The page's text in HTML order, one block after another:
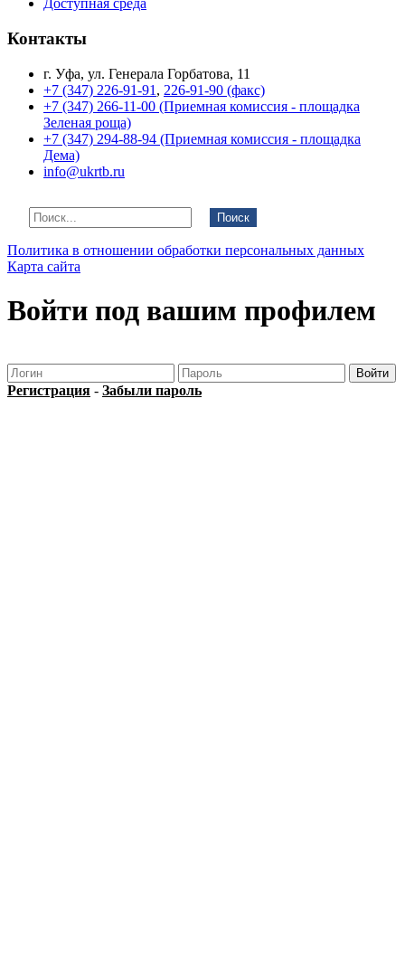
Доступная среда
Контакты
г. Уфа, ул. Генерала Горбатова, 11
+7 (347) 226-91-91 , 226-91-90 (факс)
+7 (347) 266-11-00 (Приемная комиссия - площадка
Зеленая роща)
+7 (347) 294-88-94 (Приемная комиссия - площадка
Дема)
info@ukrtb.ru
Поиск
Политика в отношении обработки персональных данных
Карта сайта
Войти под вашим профилем
Регистрация - Забыли пароль